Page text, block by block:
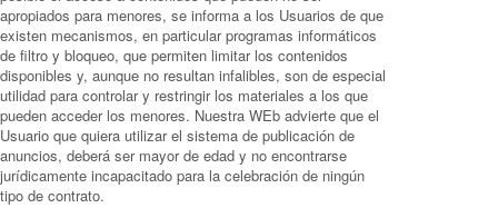
apropiados para menores, se informa a los Usuarios de que
existen mecanismos, en particular programas informáticos
de filtro y bloqueo, que permiten limitar los contenidos
disponibles y, aunque no resultan infalibles, son de especial
utilidad para controlar y restringir los materiales a los que
pueden acceder los menores. Nuestra WEb advierte que el
Usuario que quiera utilizar el sistema de publicación de
anuncios, deberá ser mayor de edad y no encontrarse
jurídicamente incapacitado para la celebración de ningún
tipo de contrato.